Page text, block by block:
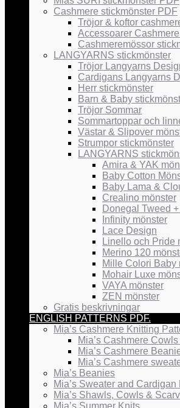
Cashmere stickmönster PDF
Tröjor & koftor
Accessoarer
Cashmeremössor
LANGYARNS stickmönster
Tröjor Langyarns
Cardigans Langyarns
Herr stickmönster
Barn & Baby
Tröjor Sommar
Sommartoppar och
Västar & Slipover
Strumpor stickmönster
LANGYARNS
Amira & YAK
Baby Cotton
Baby Lama &
Crealino mönster
Donegal Tweed
Infinity mönster
Lace Design
Linello och Pride
Merino 120
Mille Colori Baby
Mohair Luxe
VAYA mönster
ZEN mönster
Gratis beskrivningar
ENGLISH PATTERNS PDF.
Mia’s Cashmere Knitting
Mia’s Cashmere
Mia’s Cashmere
Mia’s Cashmere
Mia’s Beanies
Mia’s Sweater and
Mia’s Shawls, Cowls &
Mia’s Summer Knits